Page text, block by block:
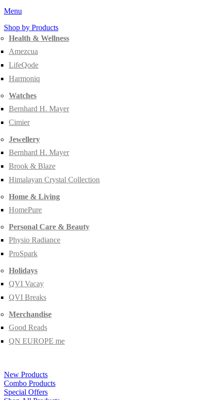
Menu
Shop by Products
Health & Wellness
Amezcua
LifeQode
Harmoniq
Watches
Bernhard H. Mayer
Cimier
Jewellery
Bernhard H. Mayer
Brook & Blaze
Himalayan Crystal Collection
Home & Living
HomePure
Personal Care & Beauty
Physio Radiance
ProSpark
Holidays
QVI Vacay
QVI Breaks
Merchandise
Good Reads
QN EUROPE me
New Products
Combo Products
Special Offers